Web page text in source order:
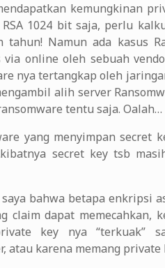
kemungkinan
1024 bit saja, perlu
tahun! Namun ada kasus
online oleh sebuah
nya tertangkap oleh
alih server
tentu saja. Oalah…
yang menyimpan secret
secret key tsb
bahwa betapa enkripsi
claim dapat
key nya “terkuak”
atau karena memang private